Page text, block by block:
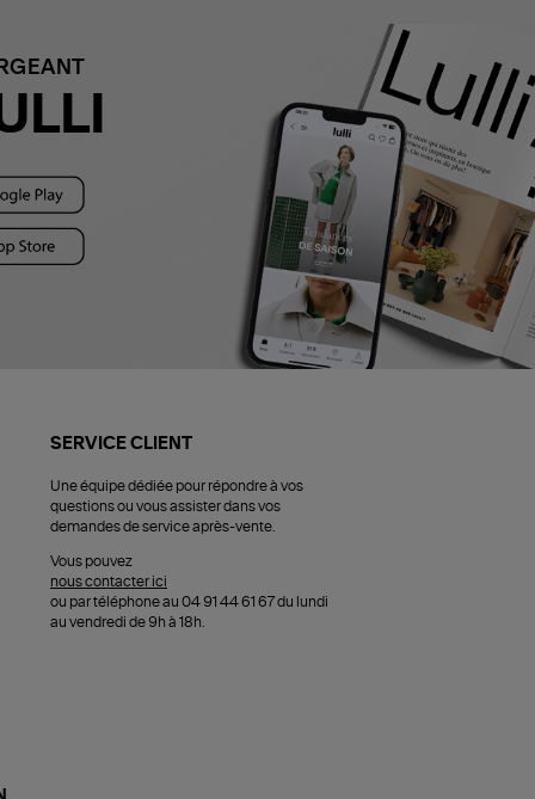
SERVICE CLIENT
Une équipe dédiée pour répondre à vos
questions ou vous assister dans vos
demandes de service après-vente.
Vous pouvez
nous contacter ici
ou par téléphone au 04 91 44 61 67 du lundi
au vendredi de 9h à 18h.